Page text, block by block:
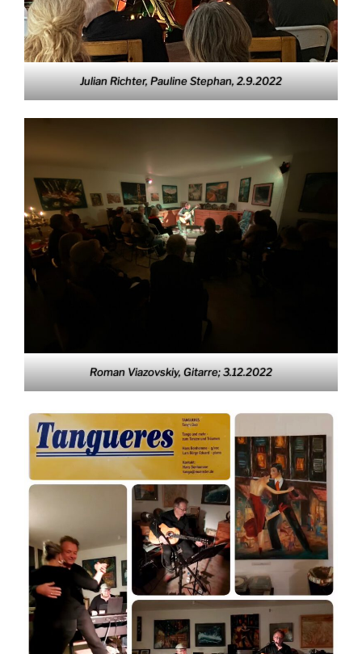
Julian Richter, Pauline Stephan, 2.9.2022
Roman Viazovskiy, Gitarre; 3.12.2022